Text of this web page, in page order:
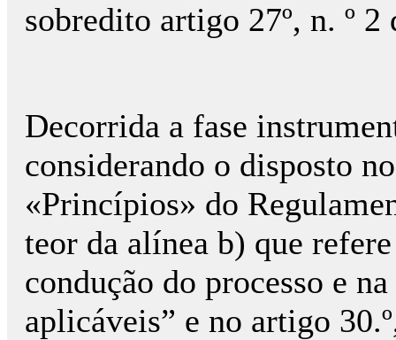
sobredito artigo 27º, n. º
Decorrida a fase
considerando o disposto
«Princípios» do
teor da alínea b) que
condução do processo e
aplicáveis” e no artigo